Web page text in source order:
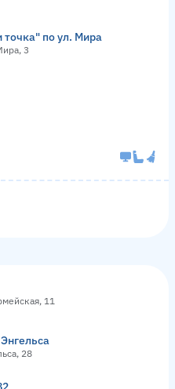
точка" по ул. Мира
3
11
28